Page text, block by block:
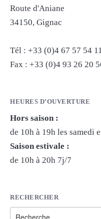
Route d'Aniane
34150, Gignac
Tél : +33 (0)4 67 57 54 11
Fax : +33 (0)4 93 26 20
HEURES D’OUVERTURE
Hors saison :
de 10h à 19h les samedi
Saison estivale :
de 10h à 20h 7j/7
RECHERCHER
Recherche